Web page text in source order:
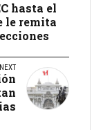
hasta el
le remita
NEXT